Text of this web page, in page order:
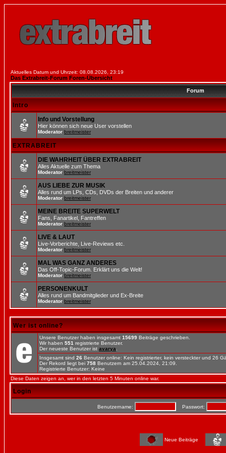
Aktuelles Datum und Uhrzeit: 08.08.2026, 23:19
Das Extrabreit-Forum Foren-Übersicht
Forum
Intro
Info und Vorstellung
Hier können sich neue User vorstellen
Moderator breitmeister
EXTRABREIT
DIE WAHRHEIT ÜBER EXTRABREIT
Alles Aktuelle zum Thema
Moderator breitmeister
AUS LIEBE ZUR MUSIK
Alles rund um LPs, CDs, DVDs der Breiten und anderer
Moderator breitmeister
MEINE BREITE SUPERWELT
Fans, Fanartikel, Fantreffen
Moderator breitmeister
LIVE & LAUT
Live-Vorberichte, Live-Reviews etc.
Moderator breitmeister
MAL WAS GANZ ANDERES
Das Off-Topic-Forum. Erklärt uns die Welt!
Moderator breitmeister
PERSONENKULT
Alles rund um Bandmitglieder und Ex-Breite
Moderator breitmeister
Wer ist online?
Unsere Benutzer haben insgesamt 15699 Beiträge geschrieben.
Wir haben 551 registrierte Benutzer.
Der neueste Benutzer ist avarya
Insgesamt sind 26 Benutzer online: Kein registrierter, kein versteckter und 26
Der Rekord liegt bei 758 Benutzern am 25.04.2024, 21:09.
Registrierte Benutzer: Keine
Diese Daten zeigen an, wer in den letzten 5 Minuten online war.
Login
Benutzername: Passwort:
Neue Beiträge